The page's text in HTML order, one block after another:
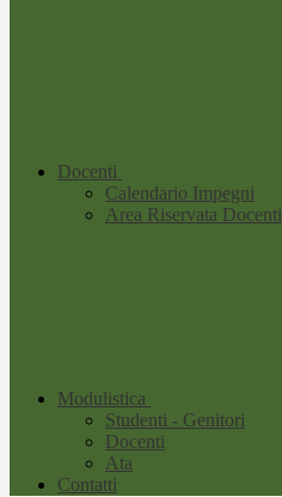
Docenti
Calendario Impegni
Area Riservata Docenti
Modulistica
Studenti - Genitori
Docenti
Ata
Contatti